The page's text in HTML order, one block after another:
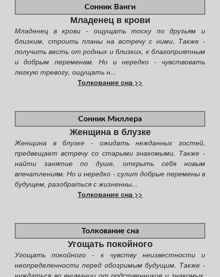
Сонник Ванги
Младенец в крови
Младенец в крови - ощущать тоску по друзьям и
близким, строить планы на встречу с ними. Также -
получить весть от родных и близких, к благоприятным
и добрым переменам. Но и нередко - чувствовать
легкую тревогу, ощущать н...
Толкование сна >>
Сонник Миллера
Женщина в блузке
Женщина в блузке - ожидать нежданных гостей,
предвещает встречу со старыми знакомыми. Также -
найти занятие по душе, открыть себя новым
впечатлениям. Но и нередко - сулит добрые перемены в
будущем, разобраться с жизненны...
Толкование сна >>
Толкование сна
Угощать покойного
Угощать покойного - к чувству неизвестности и
неопределенности перед обозримым будущим. Также -
нуждаться во внимании от родственников и знакомых.